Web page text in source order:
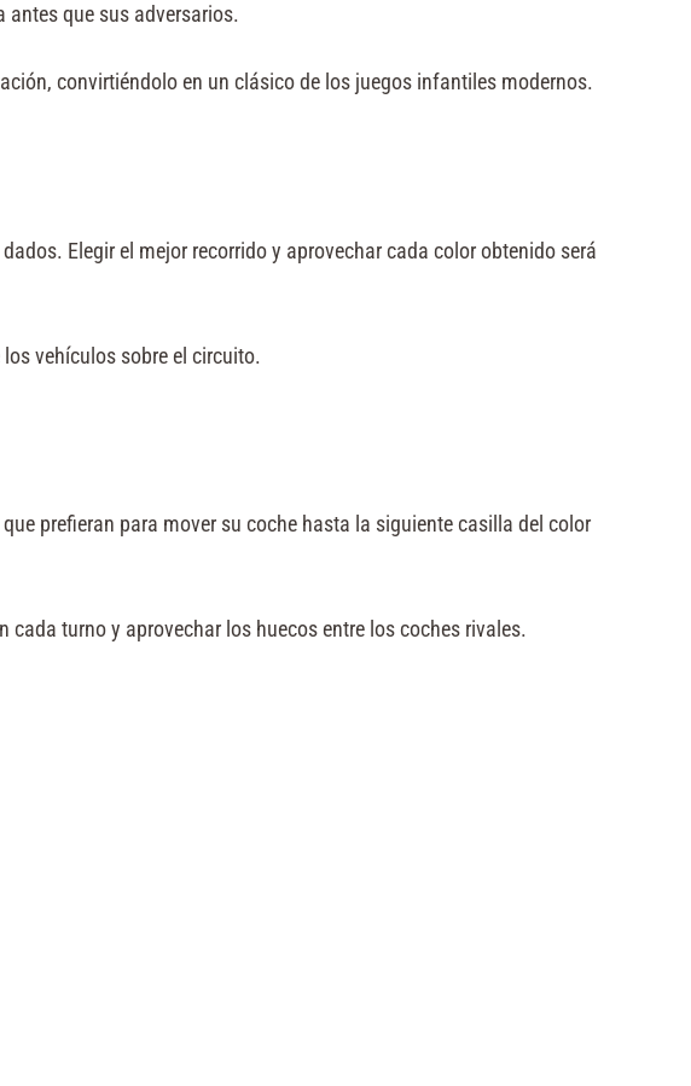
antes que sus adversarios.
convirtiéndolo en un clásico de los juegos infantiles modernos.
Elegir el mejor recorrido y aprovechar cada color obtenido será
vehículos sobre el circuito.
prefieran para mover su coche hasta la siguiente casilla del color
turno y aprovechar los huecos entre los coches rivales.